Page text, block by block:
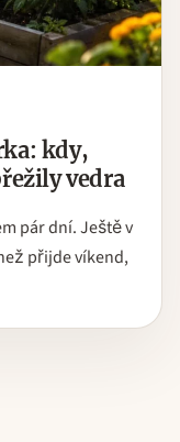
kdy,
vedra
pár dní. Ještě v
přijde víkend,